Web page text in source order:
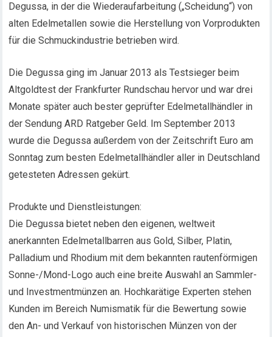
Degussa, in der die Wiederaufarbeitung („Scheidung“) von
alten Edelmetallen sowie die Herstellung von Vorprodukten
für die Schmuckindustrie betrieben wird.
Die Degussa ging im Januar 2013 als Testsieger beim
Altgoldtest der Frankfurter Rundschau hervor und war drei
Monate später auch bester geprüfter Edelmetallhändler in
der Sendung ARD Ratgeber Geld. Im September 2013
wurde die Degussa außerdem von der Zeitschrift Euro am
Sonntag zum besten Edelmetallhändler aller in Deutschland
getesteten Adressen gekürt.
Produkte und Dienstleistungen:
Die Degussa bietet neben den eigenen, weltweit
anerkannten Edelmetallbarren aus Gold, Silber, Platin,
Palladium und Rhodium mit dem bekannten rautenförmigen
Sonne-/Mond-Logo auch eine breite Auswahl an Sammler-
und Investmentmünzen an. Hochkarätige Experten stehen
Kunden im Bereich Numismatik für die Bewertung sowie
den An- und Verkauf von historischen Münzen von der